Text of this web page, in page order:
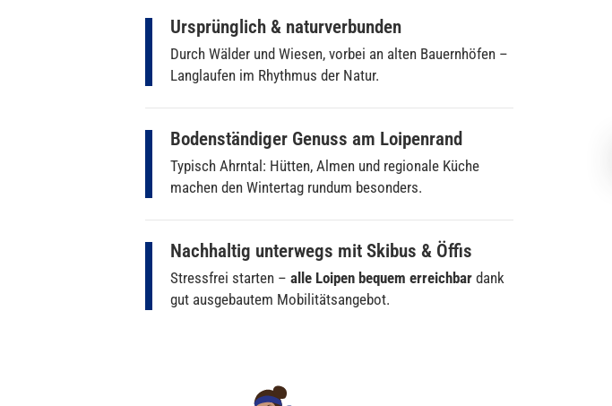
Ursprünglich & naturverbunden
Durch Wälder und Wiesen, vorbei an alten Bauernhöfen –
Langlaufen im Rhythmus der Natur.
Bodenständiger Genuss am Loipenrand
Typisch Ahrntal: Hütten, Almen und regionale Küche
machen den Wintertag rundum besonders.
Nachhaltig unterwegs mit Skibus & Öffis
Stressfrei starten – alle Loipen bequem erreichbar dank
gut ausgebautem Mobilitätsangebot.